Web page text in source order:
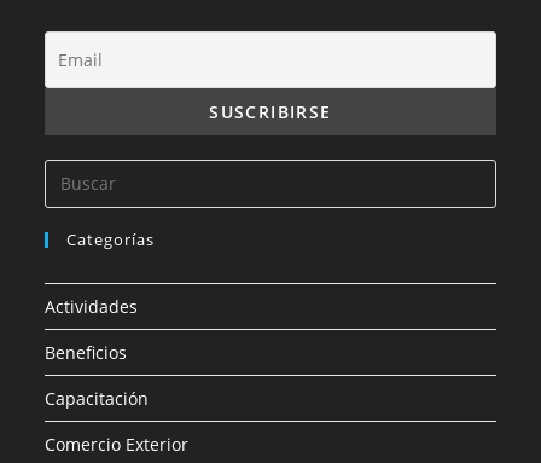
Categorías
Actividades
Beneficios
Capacitación
Comercio Exterior